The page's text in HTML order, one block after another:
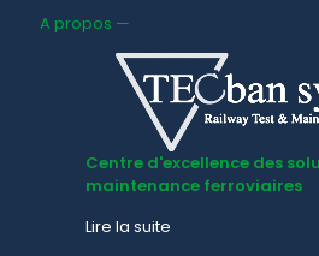
A propos —
Centre d'excellence des
maintenance ferroviaires
Lire la suite